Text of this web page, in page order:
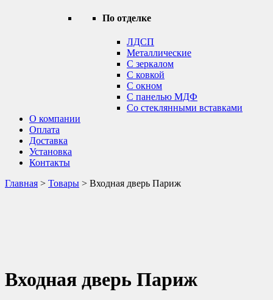
По отделке
ЛДСП
Металлические
С зеркалом
С ковкой
С окном
С панелью МДФ
Со стеклянными вставками
О компании
Оплата
Доставка
Установка
Контакты
Главная > Товары > Входная дверь Париж
Входная дверь Париж